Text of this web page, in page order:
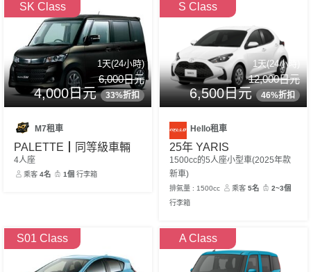
SK Class
1天(24小時)
6,000日元
4,000日元 33%折扣
M7租車
PALETTE┃同等級車輛
4人座
乘客4名 1個 行李箱
S Class
1天(24小時)
12,000日元
6,500日元 46%折扣
Hello租車
25年 YARIS
1500cc的5人座小型車(2025年款
新車)
排氣量 : 1500cc 乘客5名
2~3個
行李箱
S01 Class A Class